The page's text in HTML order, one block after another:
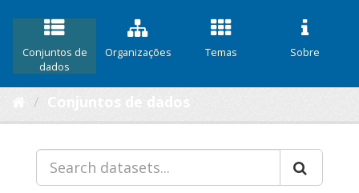
Conjuntos de
dados
Organizações Temas Sobre